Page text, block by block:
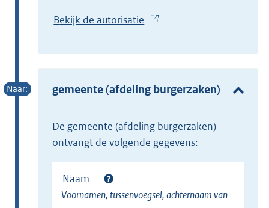
e
n
l
i
Bekijk de autorisatie
x
t
e
e
l
i
k
gemeente (afdeling burgerzaken)
de gemeente (afdeling burgerzaken)
ontvangt de volgende gegevens:
Naam
Voornamen, tussenvoegsel, achternaam van